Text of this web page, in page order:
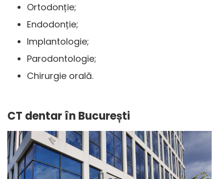
Ortodonție;
Endodonție;
Implantologie;
Parodontologie;
Chirurgie orală.
CT dentarîn București